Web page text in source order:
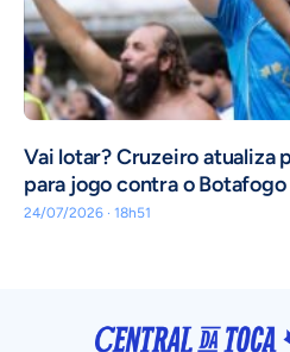
Vai lotar? Cruzeiro atualiza
para jogo contra o Botafogo
24/07/2026 · 18h51